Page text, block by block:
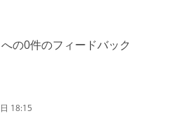
への0件のフィードバック
18:15